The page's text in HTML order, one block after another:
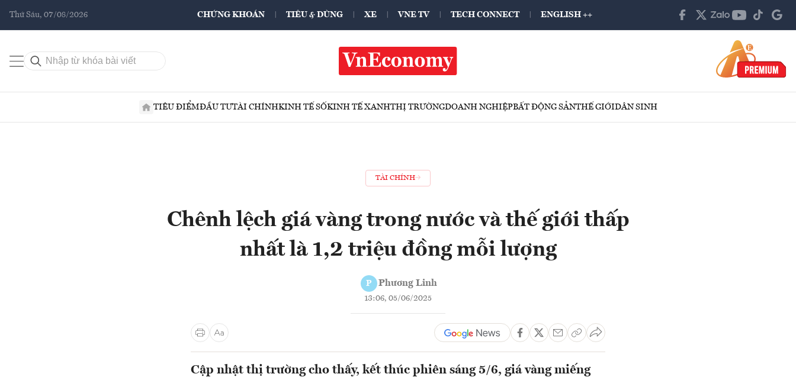
Thứ Sáu, 07/08/2026 CHỨNG KHOÁN TIÊU & DÙNG XE VNE TV TECH CONNECT ENGLISH ++
TIÊU ĐIỂMĐẦU TƯTÀI CHÍNHKINH TẾ SỐKINH TẾ XANHTHỊ TRƯỜNGDOANH NGHIỆPBẤT ĐỘNG SẢNTHẾ GIỚIDÂN SINH
TÀI CHÍNH
Chênh lệch giá vàng trong nước và thế giới thấp
nhất là 1,2 triệu đồng mỗi lượng
P Phương Linh
13:06, 05/06/2025
Cập nhật thị trường cho thấy, kết thúc phiên sáng 5/6, giá vàng miếng